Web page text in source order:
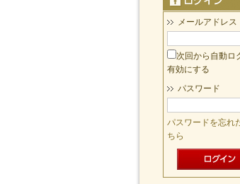
メールアドレス
次回から自動ロ
有効にする
パスワード
パスワードを忘れ
ちら